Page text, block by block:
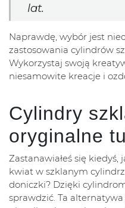
lat.
Naprawdę, wybór jest
zastosowania cylindrów
Wykorzystaj swoją
niesamowite kreacje i
Cylindry
oryginalne
Zastanawiałeś się
kwiat w szklanym
doniczki? Dzięki
sprawdzić. Ta